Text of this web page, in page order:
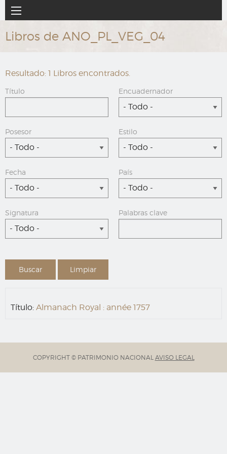
al
contenido
principal
Navegación
principal
Libros de ANO_PL_VEG_04
Resultado: 1 Libros encontrados.
Título Encuadernador
- Todo -
Posesor
- Todo -
Estilo
- Todo -
Fecha
- Todo -
País
- Todo -
Signatura
- Todo -
Palabras clave
Título: Almanach Royal : année 1757
COPYRIGHT © PATRIMONIO NACIONAL AVISO LEGAL